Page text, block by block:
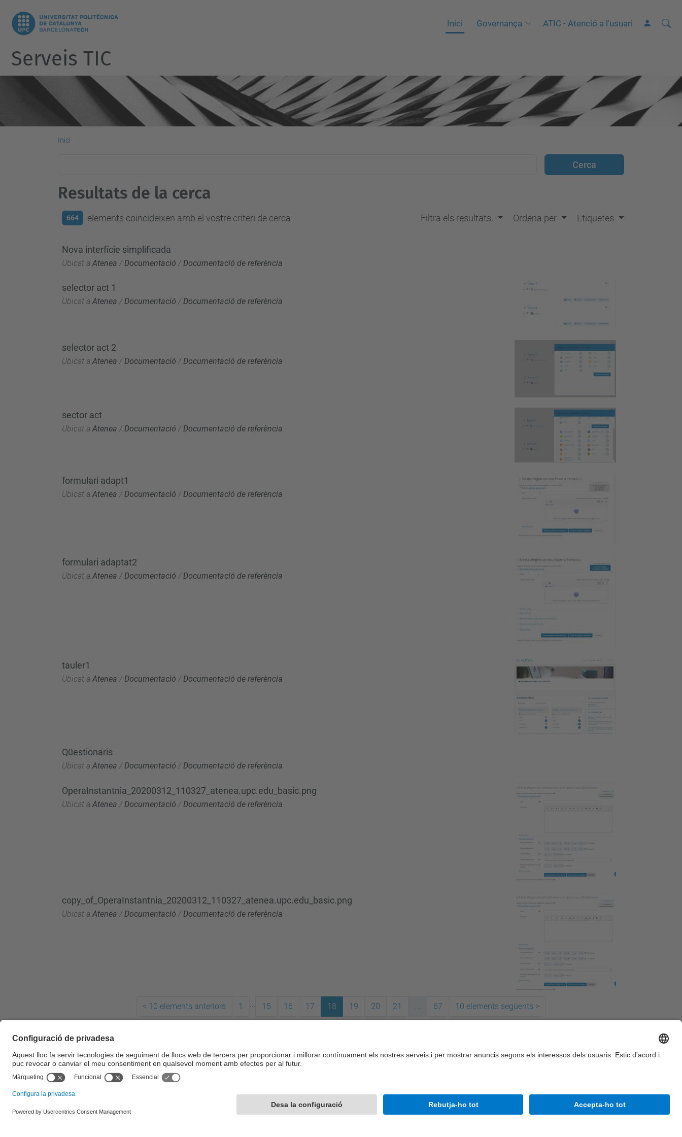
Inici Governança ATIC - Atenció a l'usuari Cerca
C
a
Serveis TIC
Inici
Resultats de la cerca
664 elements coincideixen amb el vostre criteri de cerca Filtra els resultats. Ordena per Etiquetes
Nova interfície simplificada
Ubicat a Atenea / Documentació / Documentació de referència
selector act 1
Ubicat a Atenea /Documentació /Documentació de referència
selector act 2
Ubicat a Atenea / Documentació / Documentació de referència
sector act
Ubicat a Atenea /Documentació /Documentació de referència
formulari adapt1
Ubicat a Atenea / Documentació / Documentació de referència
formulari adaptat2
Ubicat a Atenea /Documentació /Documentació de referència
tauler1
Ubicat a Atenea / Documentació / Documentació de referència
Qüestionaris
Ubicat a Atenea /Documentació /Documentació de referència
OperaInstantnia_20200312_110327_atenea.upc.edu_basic.png
Ubicat a Atenea / Documentació / Documentació de referència
copy_of_OperaInstantnia_20200312_110327_atenea.upc.edu_basic.png
Ubicat a Atenea /Documentació /Documentació de referència
< 10 elements anteriors 1 15 16 17 18 19 20 21 ... 67 10 elements següents >